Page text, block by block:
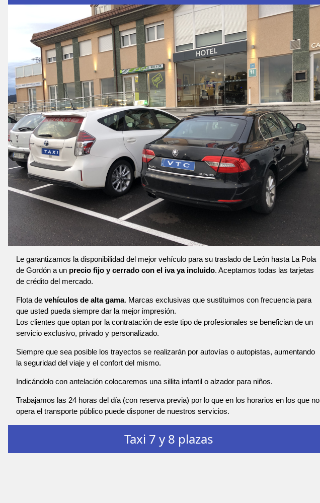
Le garantizamos la disponibilidad del mejor vehículo para su traslado de León hasta La Pola
de Gordón a un precio fijo y cerrado con el iva ya incluido. Aceptamos todas las tarjetas
de crédito del mercado.
Flota de vehículos de alta gama. Marcas exclusivas que sustituimos con frecuencia para
que usted pueda siempre dar la mejor impresión.
Los clientes que optan por la contratación de este tipo de profesionales se benefician de un
servicio exclusivo, privado y personalizado.
Siempre que sea posible los trayectos se realizarán por autovías o autopistas, aumentando
la seguridad del viaje y el confort del mismo.
Indicándolo con antelación colocaremos una sillita infantil o alzador para niños.
Trabajamos las 24 horas del día (con reserva previa) por lo que en los horarios en los que no
opera el transporte público puede disponer de nuestros servicios.
Taxi 7 y 8 plazas